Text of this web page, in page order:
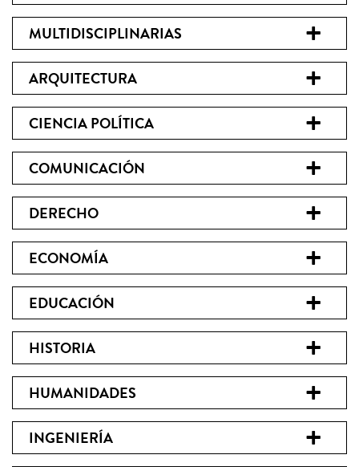
MULTIDISCIPLINARIAS
ARQUITECTURA
CIENCIA POLÍTICA
COMUNICACIÓN
DERECHO
ECONOMÍA
EDUCACIÓN
HISTORIA
HUMANIDADES
INGENIERÍA